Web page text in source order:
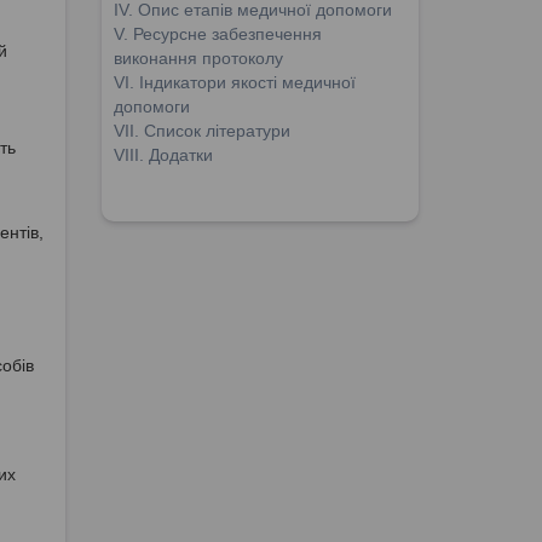
ІV. Опис етапів медичної допомоги
V. Ресурсне забезпечення
виконання протоколу
VІ. Індикатори якості медичної
допомоги
VІІ. Список літератури
VІІІ. Додатки